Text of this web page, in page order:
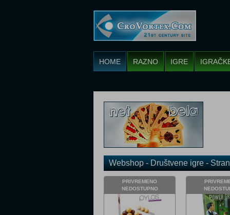
HOME RAZNO IGRE
Webshop - Društvene igre -
PRIVREMENO
NEDOSTUPNO